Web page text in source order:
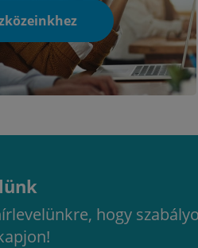
hogy